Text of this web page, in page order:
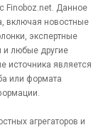
Finoboz.net. Данное
включая новостные
экспертные
и любые другие
источника является
или формата
агрегаторов и